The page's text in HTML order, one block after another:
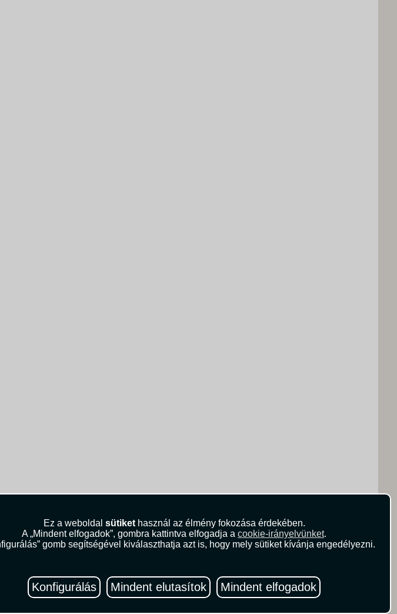
Ez a weboldal sütikethasznál az élmény fokozása érdekében.
A „Mindent elfogadok”, gombra kattintva elfogadja a cookie-irányelvünket.
gomb segítségével kiválaszthatja azt is, hogy mely sütiket kívánja engedélyezni.
Konfigurálás Mindent elutasítok Mindent elfogadok